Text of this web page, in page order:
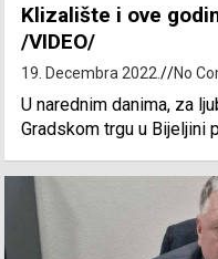
Klizalište i ove
/VIDEO/
19. Decembra 2022. No
U narednim danima, za
Gradskom trgu u Bijeljini